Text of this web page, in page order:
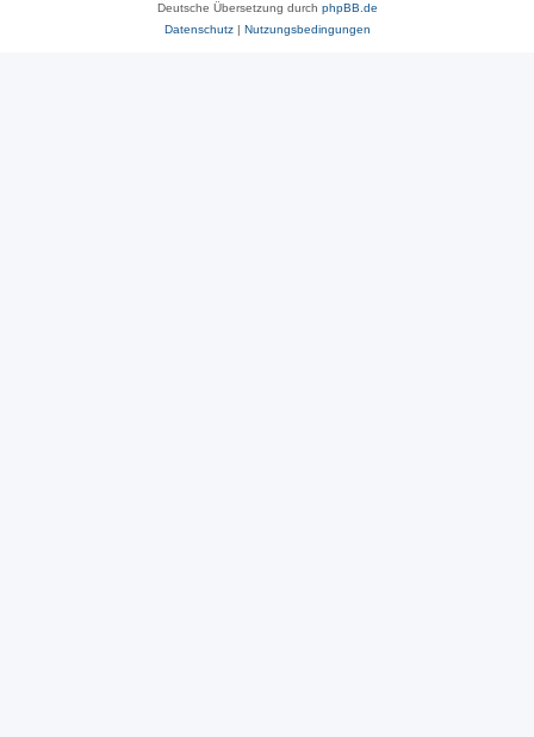
Deutsche Übersetzung durch phpBB.de
Datenschutz| Nutzungsbedingungen